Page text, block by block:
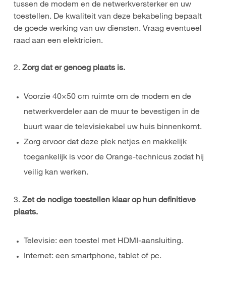
tussen de modem en de netwerkversterker en uw
toestellen. De kwaliteit van deze bekabeling bepaalt
de goede werking van uw diensten. Vraag eventueel
raad aan een elektricien.
2. Zorg dat er genoeg plaats is.
Voorzie 40×50 cm ruimte om de modem en de
netwerkverdeler aan de muur te bevestigen in de
buurt waar de televisiekabel uw huis binnenkomt.
Zorg ervoor dat deze plek netjes en makkelijk
toegankelijk is voor de Orange-technicus zodat hij
veilig kan werken.
3. Zet de nodige toestellen klaar op hun definitieve
plaats.
Televisie: een toestel met HDMI-aansluiting.
Internet: een smartphone, tablet of pc.